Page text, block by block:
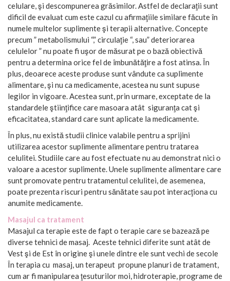
celulare, şi descompunerea grăsimilor. Astfel de declaraţii sunt
dificil de evaluat cum este cazul cu afirmaţiile similare făcute în
numele multelor suplimente şi terapii alternative. Concepte
precum ” metabolismului “,” circulaţie “, sau” deteriorarea
celulelor ” nu poate fi uşor de măsurat pe o bază obiectivă
pentru a determina orice fel de îmbunătăţire a fost atinsa. În
plus, deoarece aceste produse sunt vândute ca suplimente
alimentare, şi nu ca medicamente, acestea nu sunt supuse
legilor in vigoare. Acestea sunt, prin urmare, exceptate de la
standardele ştiinţifice care masoara atât siguranţa cat şi
eficacitatea, standard care sunt aplicate la medicamente.
În plus, nu există studii clinice valabile pentru a sprijini
utilizarea acestor suplimente alimentare pentru tratarea
celulitei. Studiile care au fost efectuate nu au demonstrat nici o
valoare a acestor suplimente. Unele suplimente alimentare care
sunt promovate pentru tratamentul celulitei, de asemenea,
poate prezenta riscuri pentru sănătate sau pot interacţiona cu
anumite medicamente.
Masajul ca tratament
Masajul ca terapie este de fapt o terapie care se bazează pe
diverse tehnici de masaj. Aceste tehnici diferite sunt atât de
Vest şi de Est în origine şi unele dintre ele sunt vechi de secole
În terapia cu masaj, un terapeut propune planuri de tratament,
cum ar fi manipularea ţesuturilor moi, hidroterapie, programe de